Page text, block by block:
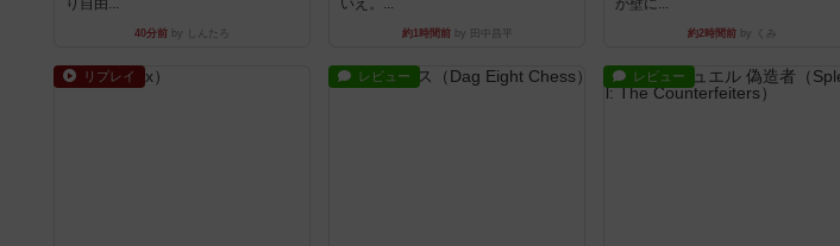
り自由...
40分前 by しんたろ
いえ。...
約1時間前by 田中昌平
か壁に...
約2時間前by くみ
リプレイ レビュー レビュー